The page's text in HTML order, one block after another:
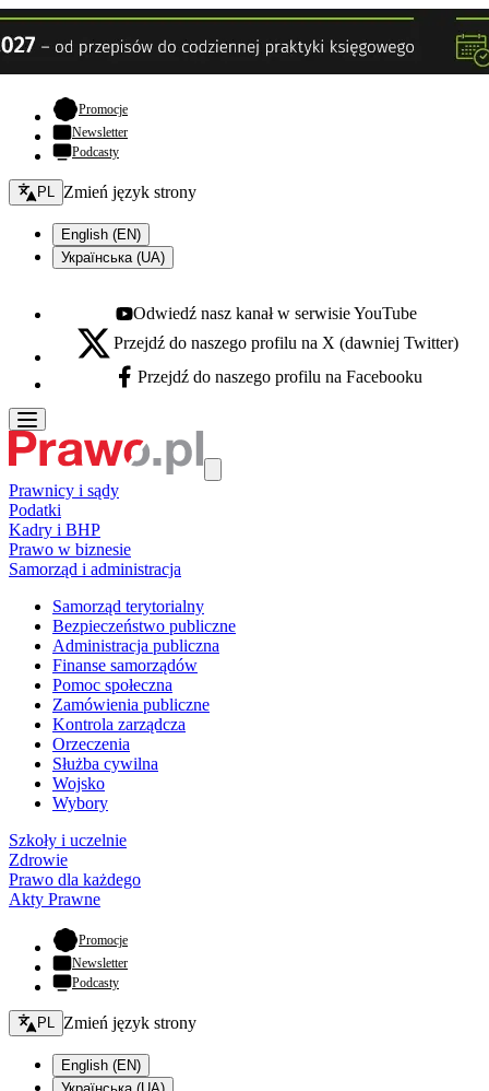
Promocje- otwiera się w nowej karcie
Newsletter
Podcasty
Zmień język - bieżący:
PL Zmień język strony
English (EN)
Українська (UA)
Youtube - otwiera się w nowej karcie
Odwiedź nasz kanał w serwisie YouTube
X - otwiera się w nowej karcie
Przejdź do naszego profilu na X (dawniej Twitter)
Facebook - otwiera się w nowej karcie
Przejdź do naszego profilu na Facebooku
Prawnicy i sądy
Podatki
Kadry i BHP
Prawo w biznesie
Samorząd i administracja
Samorząd terytorialny
Bezpieczeństwo publiczne
Administracja publiczna
Finanse samorządów
Pomoc społeczna
Zamówienia publiczne
Kontrola zarządcza
Orzeczenia
Służba cywilna
Wojsko
Wybory
Szkoły i uczelnie
Zdrowie
Prawo dla każdego
Akty Prawne
Promocje- otwiera się w nowej karcie
Newsletter
Podcasty
Zmień język - bieżący:
PL Zmień język strony
English (EN)